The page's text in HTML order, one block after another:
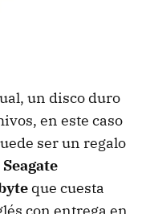
un disco duro
en este caso
ser un regalo
Seagate
que cuesta